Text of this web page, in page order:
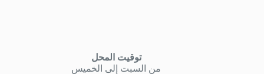
توقيت المحل
من السبت إلى الخميس